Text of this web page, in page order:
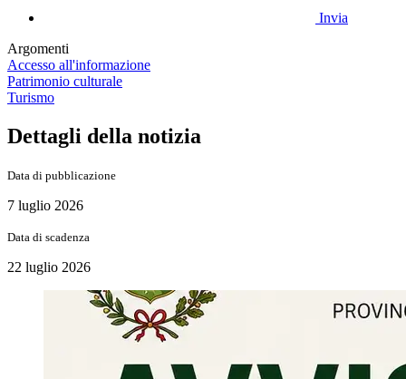
Invia
Argomenti
Accesso all'informazione
Patrimonio culturale
Turismo
Dettagli della notizia
Data di pubblicazione
7 luglio 2026
Data di scadenza
22 luglio 2026